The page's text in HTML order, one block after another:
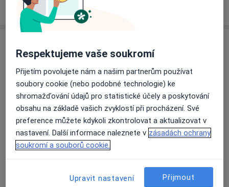
Jak fungují ceny?
Adresa 1 Adresa 2
Porodní asistentka - zdravotní péče
poskytovaná ve vlastním sociálním
prostředí klientky
Krkonošská 157, Vrchlabí
Přiblížit mapuse otevře v nové záložce
Respektujeme vaše soukromí
Přijetím povolujete nám a našim partnerům používat
soubory cookie (nebo podobné technologie) ke
shromažďování údajů pro statistické účely a poskytování
obsahu na základě vašich zvyklostí při procházení. Své
preference můžete kdykoli zkontrolovat a aktualizovat v
nastavení. Další informace naleznete v zásadách ochrany
soukromí a souborů cookie.
Upravit nastavení Přijmout